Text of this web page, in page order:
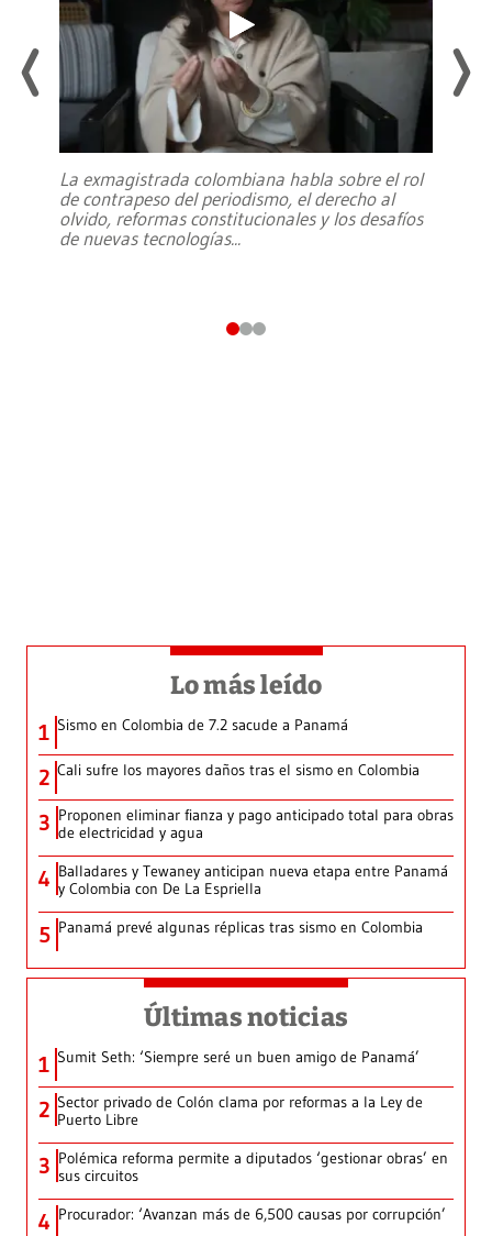
La exmagistrada colombiana habla sobre el rol
de contrapeso del periodismo, el derecho al
olvido, reformas constitucionales y los desafíos
de nuevas tecnologías...
Lo más leído
1 Sismo en Colombia de 7.2 sacude a Panamá
2 Cali sufre los mayores daños tras el sismo en Colombia
3 Proponen eliminar fianza y pago anticipado total para obras
de electricidad y agua
4 Balladares y Tewaney anticipan nueva etapa entre Panamá
y Colombia con De La Espriella
5 Panamá prevé algunas réplicas tras sismo en Colombia
Últimas noticias
1 Sumit Seth: ‘Siempre seré un buen amigo de Panamá’
2 Sector privado de Colón clama por reformas a la Ley de
Puerto Libre
3 Polémica reforma permite a diputados ‘gestionar obras’ en
sus circuitos
4 Procurador: ‘Avanzan más de 6,500 causas por corrupción’